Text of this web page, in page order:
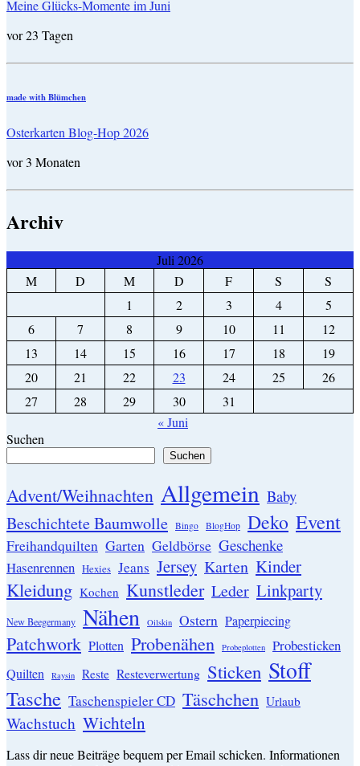
Meine Glücks-Momente im Juni
vor 23 Tagen
made with Blümchen
Osterkarten Blog-Hop 2026
vor 3 Monaten
Archiv
Juli 2026
M
D M D F S
S
1
2 3 4
5
6
7 8 9 10 11
12
13
14 15 16 17 18
19
20
21 22 23 24 25
26
27
28 29 30
31
« Juni
Suchen
Suchen
Advent/Weihnachten Allgemein Baby
Beschichtete Baumwolle Bingo BlogHop Deko Event
Freihandquilten Garten Geldbörse Geschenke
Hasenrennen Hexies Jeans Jersey Karten Kinder
Kleidung Kochen Kunstleder Leder Linkparty
New Beegermany Nähen Oilskin Ostern Paperpiecing
Patchwork Plotten Probenähen Probeplotten Probesticken
Quilten Raysin Reste Resteverwertung Sticken Stoff
Tasche Taschenspieler CD Täschchen Urlaub
Wachstuch Wichteln
Lass dir neue Beiträge bequem per Email schicken. Informationen